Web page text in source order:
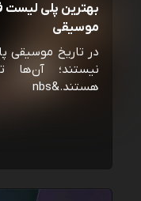
بهترین پلی لیست
موسیقی
در تاریخ موسیقی
نیستند؛
هستند.&nbs